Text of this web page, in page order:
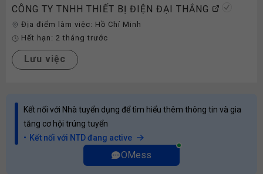
CÔNG TY TNHH THIẾT BỊ ĐIỆN ĐẠI THẮNG
Địa điểm làm việc: Hồ Chí Minh
Hết hạn: 2 tháng trước
Lưu việc
Kết nối với Nhà tuyển dụng để tìm hiểu thêm thông tin và gia
tăng cơ hội trúng tuyển
Kết nối với NTD đang active
OMess